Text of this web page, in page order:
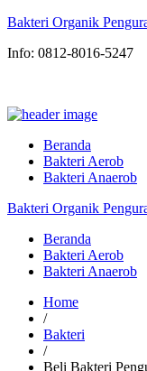
Bakteri Organik
Info: 0812-8016-5247
Beranda
Bakteri Aerob
Bakteri Anaerob
Bakteri Organik
Beranda
Bakteri Aerob
Bakteri Anaerob
Home
/
Bakteri
/
Beli Bakteri